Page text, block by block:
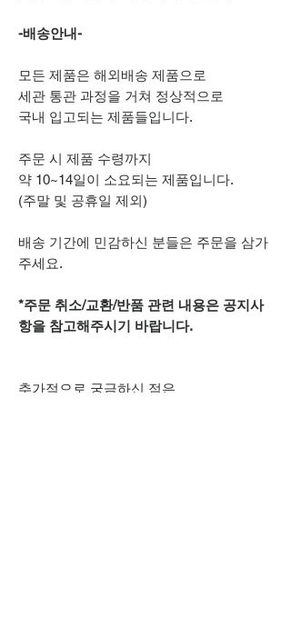
-배송안내-
모든 제품은 해외배송 제품으로
세관 통관 과정을 거쳐 정상적으로
국내 입고되는 제품들입니다.
주문 시 제품 수령까지
약 10~14일이 소요되는 제품입니다.
(주말 및 공휴일 제외)
배송 기간에 민감하신 분들은 주문을 삼가
주세요.
*주문 취소/교환/반품 관련 내용은 공지사
항을 참고해주시기 바랍니다.
추가적으로 궁금하신 점은